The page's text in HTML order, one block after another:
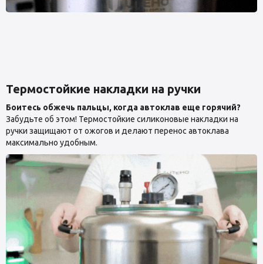
Термостойкие накладки на ручки
Боитесь обжечь пальцы, когда автоклав еще горячий?
Забудьте об этом! Термостойкие силиконовые накладки на
ручки защищают от ожогов и делают перенос автоклава
максимально удобным.